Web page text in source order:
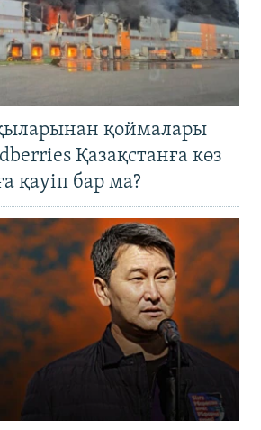
қоймалары
Қазақстанға көз
қауіп бар ма?